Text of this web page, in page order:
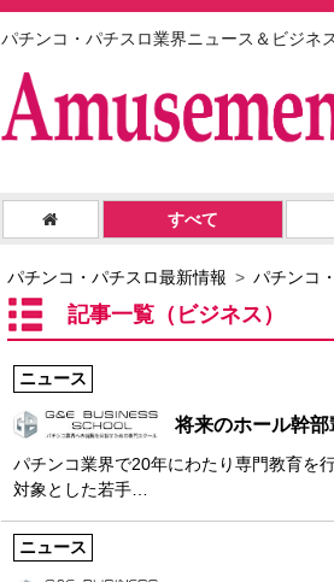
パチンコ・パチスロ業界ニュース＆ビジネ
すべて
パチンコ・パチスロ最新情報 パチンコ
記事一覧（ビジネス）
ニュース
将来のホール幹
パチンコ業界で20年にわたり専門教育を
対象とした若手…
ニュース